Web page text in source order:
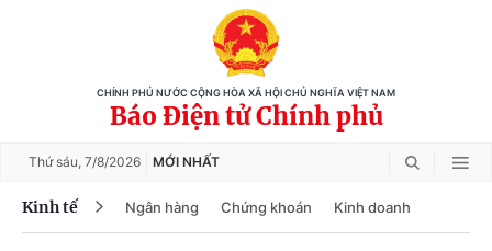
CHÍNH PHỦ NƯỚC CỘNG HÒA XÃ HỘI CHỦ NGHĨA VIỆT NAM
Báo Điện tử Chính phủ
Thứ sáu, 7/8/2026 MỚI NHẤT
Kinh tế Ngân hàng Chứng khoán Kinh doanh